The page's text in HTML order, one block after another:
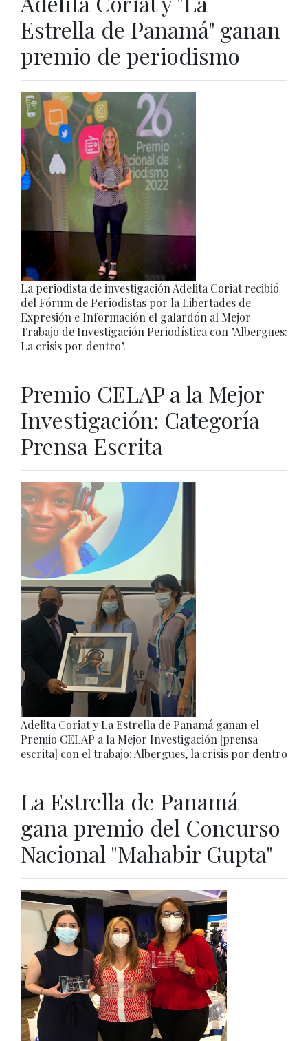
Estrella de Panamá" ganan
premio de periodismo
La periodista de investigación Adelita Coriat recibió
del Fórum de Periodistas por la Libertades de
Expresión e Información el galardón al Mejor
Trabajo de Investigación Periodística con "Albergues:
La crisis por dentro".
Premio CELAP a la Mejor
Investigación: Categoría
Prensa Escrita
Adelita Coriat y La Estrella de Panamá ganan el
Premio CELAP a la Mejor Investigación [prensa
escrita] con el trabajo: Albergues, la crisis por dentro
La Estrella de Panamá
gana premio del Concurso
Nacional "Mahabir Gupta"